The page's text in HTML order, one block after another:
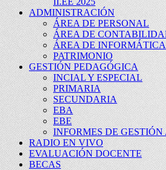
ADMINISTRACIÓN
ÁREA DE PERSONAL
ÁREA DE
ÁREA DE INFORMÁTICA
PATRIMONIO
GESTIÓN PEDAGÓGICA
INCIAL Y ESPECIAL
PRIMARIA
SECUNDARIA
EBA
EBE
INFORMES DE
RADIO EN VIVO
EVALUACIÓN DOCENTE
BECAS